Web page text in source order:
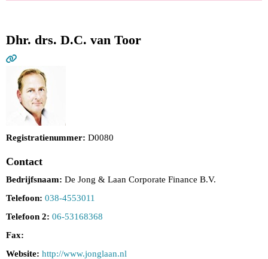
Dhr. drs. D.C. van Toor
Registratienummer: D0080
Contact
Bedrijfsnaam: De Jong & Laan Corporate Finance B.V.
Telefoon: 038-4553011
Telefoon 2: 06-53168368
Fax:
Website: http://www.jonglaan.nl